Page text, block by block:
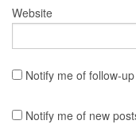
Website
Notify me of follow-
Notify me of new